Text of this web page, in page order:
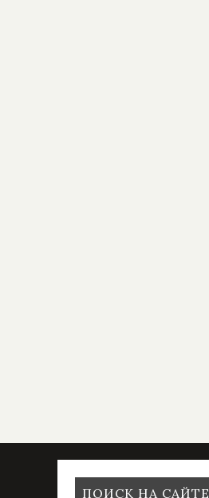
ПОИСК НА САЙТЕ